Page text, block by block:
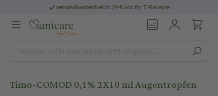
versandkostenfreiab 29 € und für E-Rezepte
Timo-COMOD 0,1% 2X10 ml Augentropfen